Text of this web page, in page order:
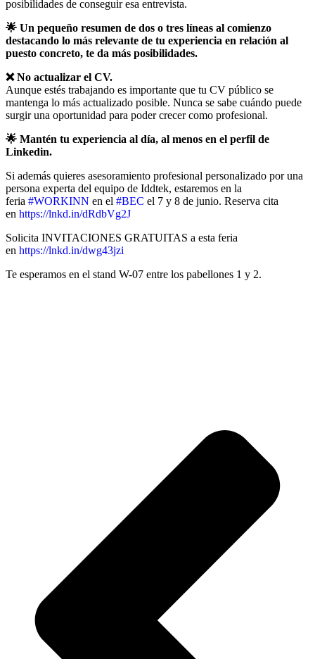
posibilidades de conseguir esa entrevista.
🌟 Un pequeño resumen de dos o tres líneas al comienzo
destacando lo más relevante de tu experiencia en relación al
puesto concreto, te da más posibilidades.
❌ No actualizar el CV.
Aunque estés trabajando es importante que tu CV público se
mantenga lo más actualizado posible. Nunca se sabe cuándo puede
surgir una oportunidad para poder crecer como profesional.
🌟 Mantén tu experiencia al día, al menos en el perfil de
Linkedin.
Si además quieres asesoramiento profesional personalizado por una
persona experta del equipo de Iddtek, estaremos en la
feria #WORKINN en el #BEC el 7 y 8 de junio. Reserva cita
en https://lnkd.in/dRdbVg2J
Solicita INVITACIONES GRATUITAS a esta feria
en https://lnkd.in/dwg43jzi
Te esperamos en el stand W-07 entre los pabellones 1 y 2.